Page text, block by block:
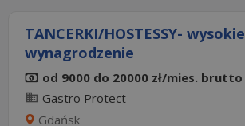
TANCERKI/HOSTESSY- wysokie
wynagrodzenie
od 9000 do 20000 zł/mies. brutto
Gastro Protect
Gdańsk